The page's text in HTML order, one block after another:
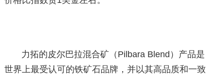
力拓的皮尔巴拉混合矿（Pilbara Blend）产品是
世界上最受认可的铁矿石品牌，并以其高品质和一致